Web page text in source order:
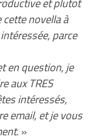
cette novella à
parce
en question, je
aux TRES
intéressés,
email, et je vous
. »